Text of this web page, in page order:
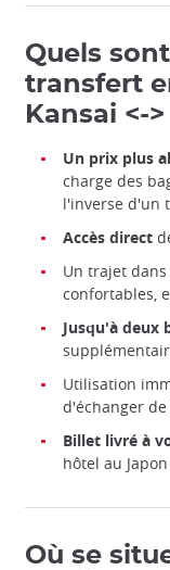
Quels
transfert
Kansai <-
Un prix plus
charge des
l'inverse d'un
Accès direct
Un trajet
confortables,
Jusqu'à deux
Utilisation
d'échanger
Billet livré à
hôtel au Japon
Où se